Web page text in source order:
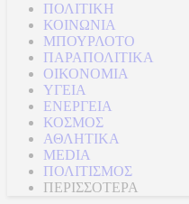
ΠΟΛΙΤΙΚΗ
ΚΟΙΝΩΝΙΑ
ΜΠΟΥΡΛΟΤΟ
ΠΑΡΑΠΟΛΙΤΙΚΑ
ΟΙΚΟΝΟΜΙΑ
ΥΓΕΙΑ
ΕΝΕΡΓΕΙΑ
ΚΟΣΜΟΣ
ΑΘΛΗΤΙΚΑ
MEDIA
ΠΟΛΙΤΙΣΜΟΣ
ΠΕΡΙΣΣΟΤΕΡΑ